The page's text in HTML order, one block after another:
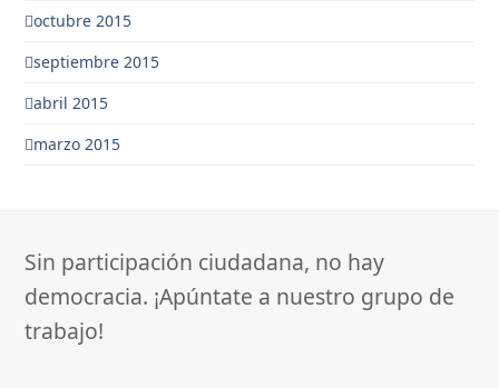
octubre 2015
septiembre 2015
abril 2015
marzo 2015
Sin participación ciudadana, no hay
democracia. ¡Apúntate a nuestro grupo de
trabajo!